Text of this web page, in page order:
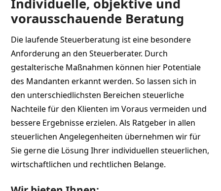
Individuelle, objektive und
vorausschauende Beratung
Die laufende Steuerberatung ist eine besondere
Anforderung an den Steuerberater. Durch
gestalterische Maßnahmen können hier Potentiale
des Mandanten erkannt werden. So lassen sich in
den unterschiedlichsten Bereichen steuerliche
Nachteile für den Klienten im Voraus vermeiden und
bessere Ergebnisse erzielen. Als Ratgeber in allen
steuerlichen Angelegenheiten übernehmen wir für
Sie gerne die Lösung Ihrer individuellen steuerlichen,
wirtschaftlichen und rechtlichen Belange.